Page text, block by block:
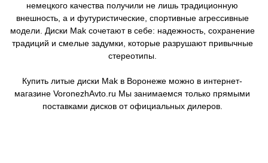
немецкого качества получили не лишь традиционную
внешность, а и футуристические, спортивные агрессивные
модели. Диски Mak сочетают в себе: надежность, сохранение
традиций и смелые задумки, которые разрушают привычные
стереотипы.
Купить литые диски Mak в Воронеже можно в интернет-
магазине VoronezhAvto.ru Мы занимаемся только прямыми
поставками дисков от официальных дилеров.